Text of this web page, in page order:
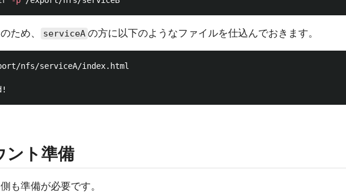
ため、 serviceA の方に以下のようなファイルを仕込んでおきます。
nfs/serviceA/index.html
ント準備
も準備が必要です。